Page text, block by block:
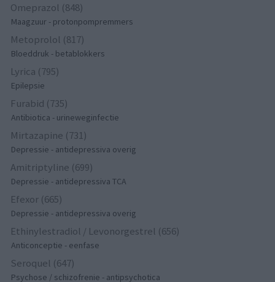
Omeprazol (848)
Maagzuur - protonpompremmers
Metoprolol (817)
Bloeddruk - betablokkers
Lyrica (795)
Epilepsie
Furabid (735)
Antibiotica - urineweginfectie
Mirtazapine (731)
Depressie - antidepressiva overig
Amitriptyline (699)
Depressie - antidepressiva TCA
Efexor (665)
Depressie - antidepressiva overig
Ethinylestradiol / Levonorgestrel (656)
Anticonceptie - eenfase
Seroquel (647)
Psychose / schizofrenie - antipsychotica